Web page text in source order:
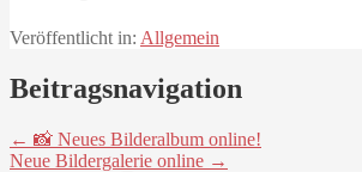
Veröffentlicht in: Allgemein
Beitragsnavigation
← 📸 Neues Bilderalbum online!
Neue Bildergalerie online →